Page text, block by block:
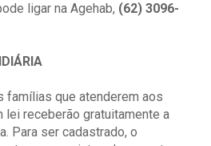
ligar na Agehab, (62) 3096-
famílias que atenderem aos
receberão gratuitamente a
Para ser cadastrado, o